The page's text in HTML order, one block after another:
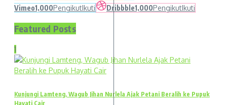
Vimeo1,000PengikutIkuti Dribbble1,000PengikutIkuti
Featured Posts
1
Kunjungi Lamteng, Wagub Jihan Nurlela Ajak Petani Beralih ke Pupuk
Hayati Cair